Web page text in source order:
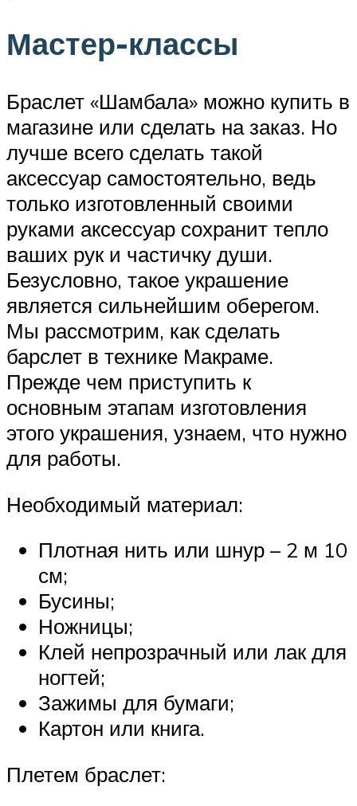
Мастер-классы
Браслет «Шамбала» можно купить в
магазине или сделать на заказ. Но
лучше всего сделать такой
аксессуар самостоятельно, ведь
только изготовленный своими
руками аксессуар сохранит тепло
ваших рук и частичку души.
Безусловно, такое украшение
является сильнейшим оберегом.
Мы рассмотрим, как сделать
барслет в технике Макраме.
Прежде чем приступить к
основным этапам изготовления
этого украшения, узнаем, что нужно
для работы.
Необходимый материал:
Плотная нить или шнур – 2 м 10
см;
Бусины;
Ножницы;
Клей непрозрачный или лак для
ногтей;
Зажимы для бумаги;
Картон или книга.
Плетем браслет: